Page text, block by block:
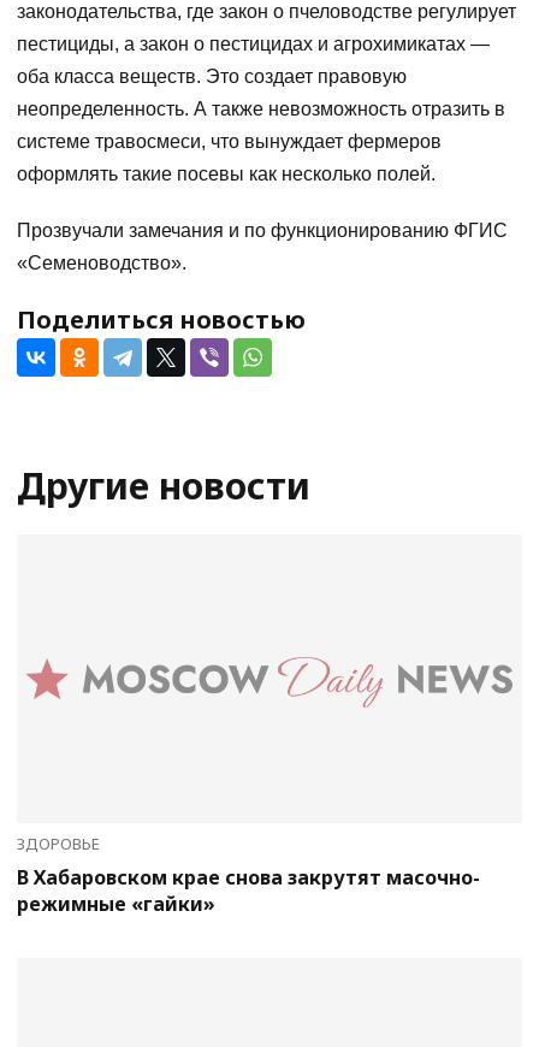
законодательства, где закон о пчеловодстве регулирует
пестициды, а закон о пестицидах и агрохимикатах —
оба класса веществ. Это создает правовую
неопределенность. А также невозможность отразить в
системе травосмеси, что вынуждает фермеров
оформлять такие посевы как несколько полей.
Прозвучали замечания и по функционированию ФГИС
«Семеноводство».
Поделиться новостью
Другие новости
ЗДОРОВЬЕ
В Хабаровском крае снова закрутят масочно-
режимные «гайки»